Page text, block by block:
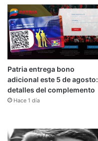
Patria entrega bono
adicional este 5 de agosto:
detalles del complemento
Hace 1 día